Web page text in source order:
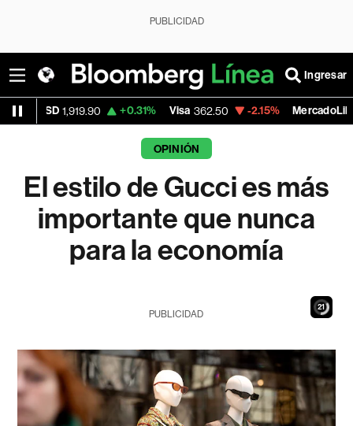
PUBLICIDAD
Ingresar
+0.31% Visa 362.50 -2.15% MercadoLibre 1,821.795
OPINIÓN
El estilo de Gucci es más
importante que nunca
para la economía
19
PUBLICIDAD